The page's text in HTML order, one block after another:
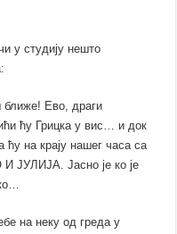
у студију нешто
ближе! Ево, драги
ћу Грицка у вис… и док
ћу на крају нашег часа са
ЈУЛИЈА. Јасно је ко је
на неку од греда у